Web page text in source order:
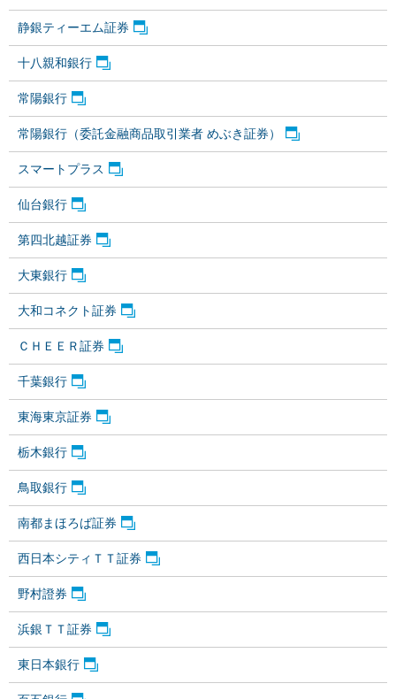
静銀ティーエム証券
十八親和銀行
常陽銀行
常陽銀行（委託金融商品取引業者 めぶき証券）
スマートプラス
仙台銀行
第四北越証券
大東銀行
大和コネクト証券
ＣＨＥＥＲ証券
千葉銀行
東海東京証券
栃木銀行
鳥取銀行
南都まほろば証券
西日本シティＴＴ証券
野村證券
浜銀ＴＴ証券
東日本銀行